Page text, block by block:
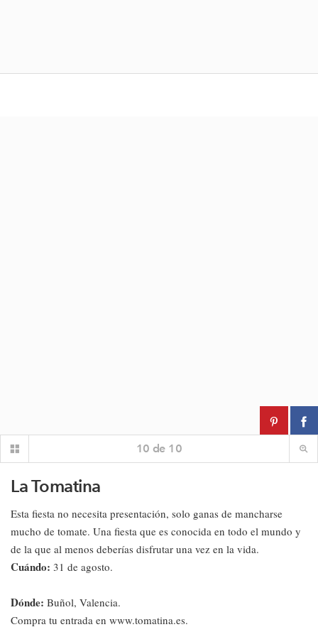
10 de 10
La Tomatina
Esta fiesta no necesita presentación, solo ganas de mancharse
mucho de tomate. Una fiesta que es conocida en todo el mundo y
de la que al menos deberías disfrutar una vez en la vida.
Cuándo: 31 de agosto.
Dónde: Buñol, Valencia.
Compra tu entrada en www.tomatina.es.